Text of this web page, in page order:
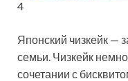
4
Японский чизкейк —
семьи. Чизкейк
сочетании с